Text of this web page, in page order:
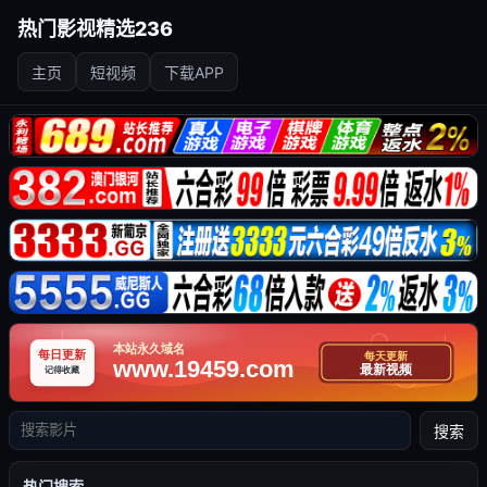
热门影视精选236
主页 短视频 下载APP
搜索